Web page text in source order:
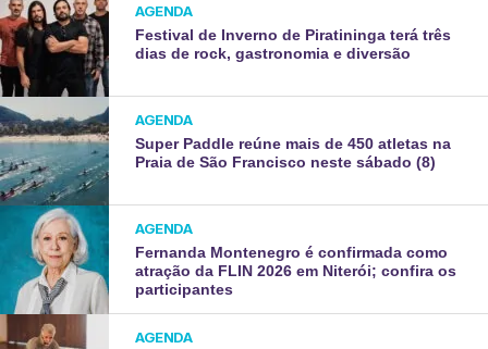
AGENDA
Festival de Inverno de Piratininga terá três
dias de rock, gastronomia e diversão
AGENDA
Super Paddle reúne mais de 450 atletas na
Praia de São Francisco neste sábado (8)
AGENDA
Fernanda Montenegro é confirmada como
atração da FLIN 2026 em Niterói; confira os
participantes
AGENDA